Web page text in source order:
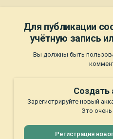
Для публикации
учётную запись
Вы должны быть
Создать
Зарегистрируйте новый
Это
Регистрация